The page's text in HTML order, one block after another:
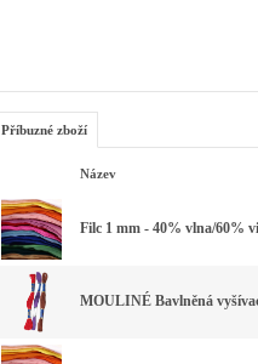
Příbuzné zboží
Název
Filc 1 mm - 40% vlna/60%
MOULINÉ Bavlněná